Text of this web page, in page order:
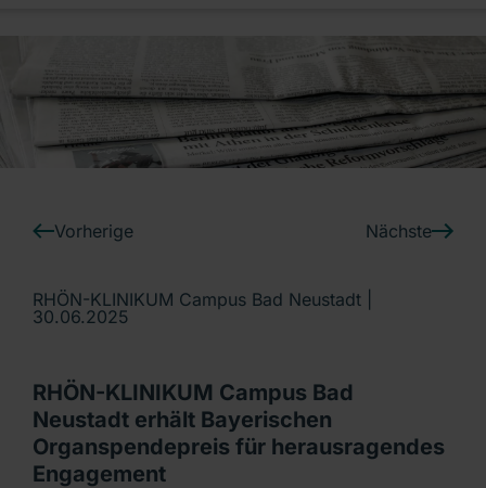
Ein Unternehmen der RHÖN-KLINIKUM AG
Vorherige Nächste
RHÖN-KLINIKUM Campus Bad Neustadt |
30.06.2025
RHÖN-KLINIKUM Campus Bad
Neustadt erhält Bayerischen
Organspendepreis für herausragendes
Engagement